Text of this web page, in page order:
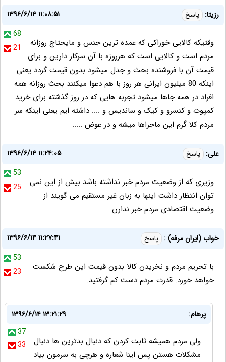
رزیتا: پاسخ
۱۳۹۶/۶/۱۴ ۱۱:۰۸:۵۱
68
21
وقتیکه کالایی خوراکی که عمده ترین جنس و مایحتاج روزانه
مردم است و کالایی است که هرروزه با آن سرکار دارین و برای
قیمت آن با فروشنده بحث و جدل میشود بدون قیمت گردد یعنی
اینکه 80 میلیون ایرانی هر روز با هم دعوا میکنند بحث روزانه همه
افراد در همه جاها میشود تجربه هایی که در روز گذشته برای خرید
کمپوت و کنسرو و کیک و ساندیس و .... داشته ایم یعنی اینکه سر
مردم کلا گرم این ماجراها میشه و در عوض .....
علی: پاسخ
۱۳۹۶/۶/۱۴ ۱۱:۲۴:۰۵
53
25
وزیری که از وضعیت مردم خبر نداشته باشد بیش از این نمی
توان انتظار داشت اینها به زبان غیر مستقیم می گویند از
وضعیت اقتصادی مردم خبر ندارن
خواب (ایران مرفه) : پاسخ
۱۳۹۶/۶/۱۴ ۱۱:۲۷:۴۱
53
23
با تحریم مردم و نخریدن کالا بدون قیمت این طرح شکست
خواهد خورد. قدرت مردم دست کم گرفتید.
پرهام:
۱۳۹۶/۶/۱۴ ۱۳:۲۱:۲۹
37
33
ولی مردم همیشه ثابت کردن که دنبال بدترین ها دنبال
مشکلات هستن پس اینا شعاره و هرچی به سرمون بیاد